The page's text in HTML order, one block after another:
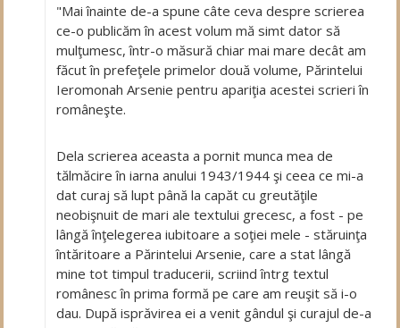
"Mai înainte de-a spune câte ceva despre scrierea
ce-o publicăm în acest volum mă simt dator să
mulţumesc, într-o măsură chiar mai mare decât am
făcut în prefeţele primelor două volume, Părintelui
Ieromonah Arsenie pentru apariţia acestei scrieri în
româneşte.
Dela scrierea aceasta a pornit munca mea de
tălmăcire în iarna anului 1943/1944 şi ceea ce mi-a
dat curaj să lupt până la capăt cu greutăţile
neobişnuit de mari ale textului grecesc, a fost - pe
lângă înţelegerea iubitoare a soţiei mele - stăruinţa
întăritoare a Părintelui Arsenie, care a stat lângă
mine tot timpul traducerii, scriind întrg textul
românesc în prima formă pe care am reuşit să i-o
dau. După isprăvirea ei a venit gândul şi curajul de-a